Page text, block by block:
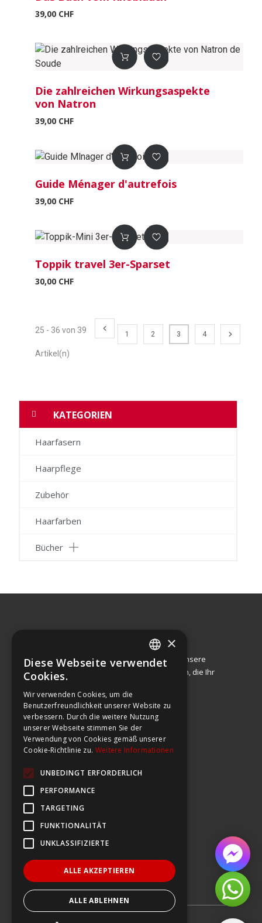
39,00 CHF
Die zahlreichen Wirkungsaspekte
von Natron
39,00 CHF
Guide Ménager d'autrefois
39,00 CHF
Toppik travel 3er-Sparset
30,00 CHF
25 - 36 von 39
Artikel(n)
1 2 3 4
KATEGORIEN
Haarfasern
Haarpflege
Zubehör
Haarfarben
Bücher
Seit 2002 ist die Zufriedenheit unserer Kunden unsere
Priorität. Deshalb bieten wir Qualitätsprodukte an, die Ihr
KUNDENDIENST
Route de Begnins 27
1196 Gland
071 552 09 40
Nützliche Links
Impressum
Allgemeine Geschäftsbedingungen
Hilfe
Kontakt
FRENCH
×
Diese Webseite verwendet
Cookies.
Wir verwenden Cookies, um die
Benutzerfreundlichkeit unserer Website zu
verbessern. Durch die weitere Nutzung
unserer Webseite stimmen Sie der
Verwendung von Cookies gemäß unserer
Cookie-Richtlinie zu. Weitere Informationen
UNBEDINGT ERFORDERLICH
PERFORMANCE
TARGETING
FUNKTIONALITÄT
UNKLASSIFIZIERTE
ALLE AKZEPTIEREN
ALLE ABLEHNEN